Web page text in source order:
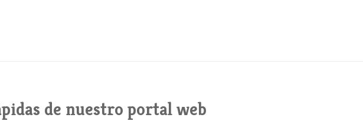
de nuestro portal web